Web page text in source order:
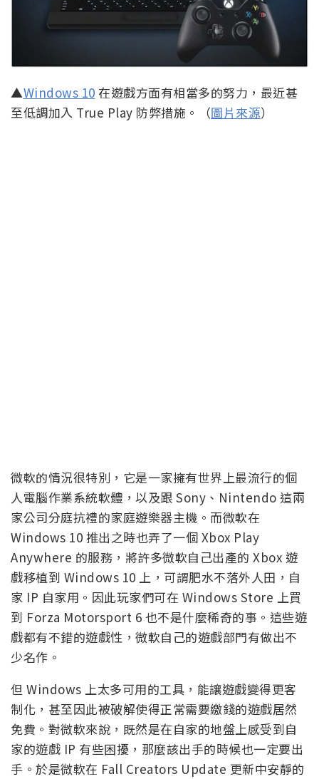
▲Windows 10 在遊戲方面有相當多的努力，最近甚
至低調加入 True Play 防弊措施。（圖片來源）
微軟的情況很特別，它是一家擁有世界上最流行的個
人電腦作業系統軟體，以及跟 Sony、Nintendo 這兩
家公司分庭抗禮的家庭遊樂器主機。而微軟在
Windows 10 推出之時也弄了一個 Xbox Play
Anywhere 的服務，將許多微軟自己出產的 Xbox 遊
戲移植到 Windows 10 上，可謂肥水不落外人田，自
家 IP 自家用。因此玩家們可在 Windows Store 上買
到 Forza Motorsport 6 也不是什麼稀奇的事。這些遊
戲都有不錯的遊戲性，微軟自己的遊戲部門有做出不
少名作。
但 Windows 上太多可用的工具，能讓遊戲變得更客
制化，甚至因此被破解使得正常需要繳錢的遊戲居然
免費。對微軟來說，既然是在自家的地盤上感受到自
家的遊戲 IP 有些困擾，那麼該出手的時候也一定要出
手。於是微軟在 Fall Creators Update 更新中安靜的